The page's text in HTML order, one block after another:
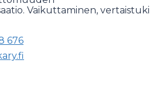
Vaikuttaminen, vertaistuki
676